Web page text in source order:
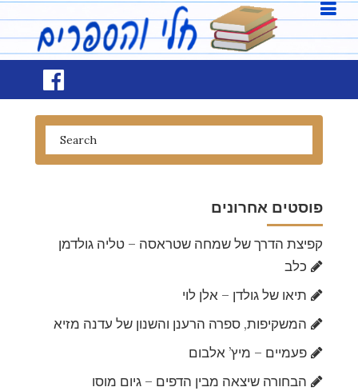
פוסטים אחרונים
קפיצת הדרך של שמחה שטראסה – טליה גולדמן
כלב
תיאו של גולדן – אלן לוי
המשקיפות, ספרה הרענן והשנון של עדנה מזיא
פעמיים – מיץ’ אלבום
הבחורה שיצאה מבין הדפים – גיום מוסו